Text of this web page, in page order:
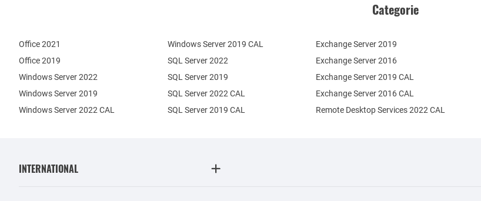
Categorie
Office 2021
Office 2019
Windows Server 2022
Windows Server 2019
Exchange Server 2019
Exchange Server 2016
SQL Server 2022
SQL Server 2019
Windows Server 2022 CAL
Windows Server 2019 CAL
SQL Server 2022 CAL
SQL Server 2019 CAL
Remote Desktop Services 2022 CAL
Exchange Server 2019 CAL
Exchange Server 2016 CAL
INTERNATIONAL